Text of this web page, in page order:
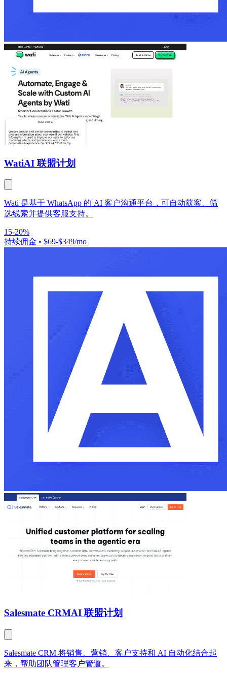
WatiAI 联盟计划
Wati 是基于 WhatsApp 的 AI 客户沟通平台，可自动获客、筛
选线索并提供客服支持。
15-20%
持续佣金 • $69-$349/mo
Salesmate CRMAI 联盟计划
Salesmate CRM 将销售、营销、客户支持和 AI 自动化结合起
来，帮助团队管理客户管道。